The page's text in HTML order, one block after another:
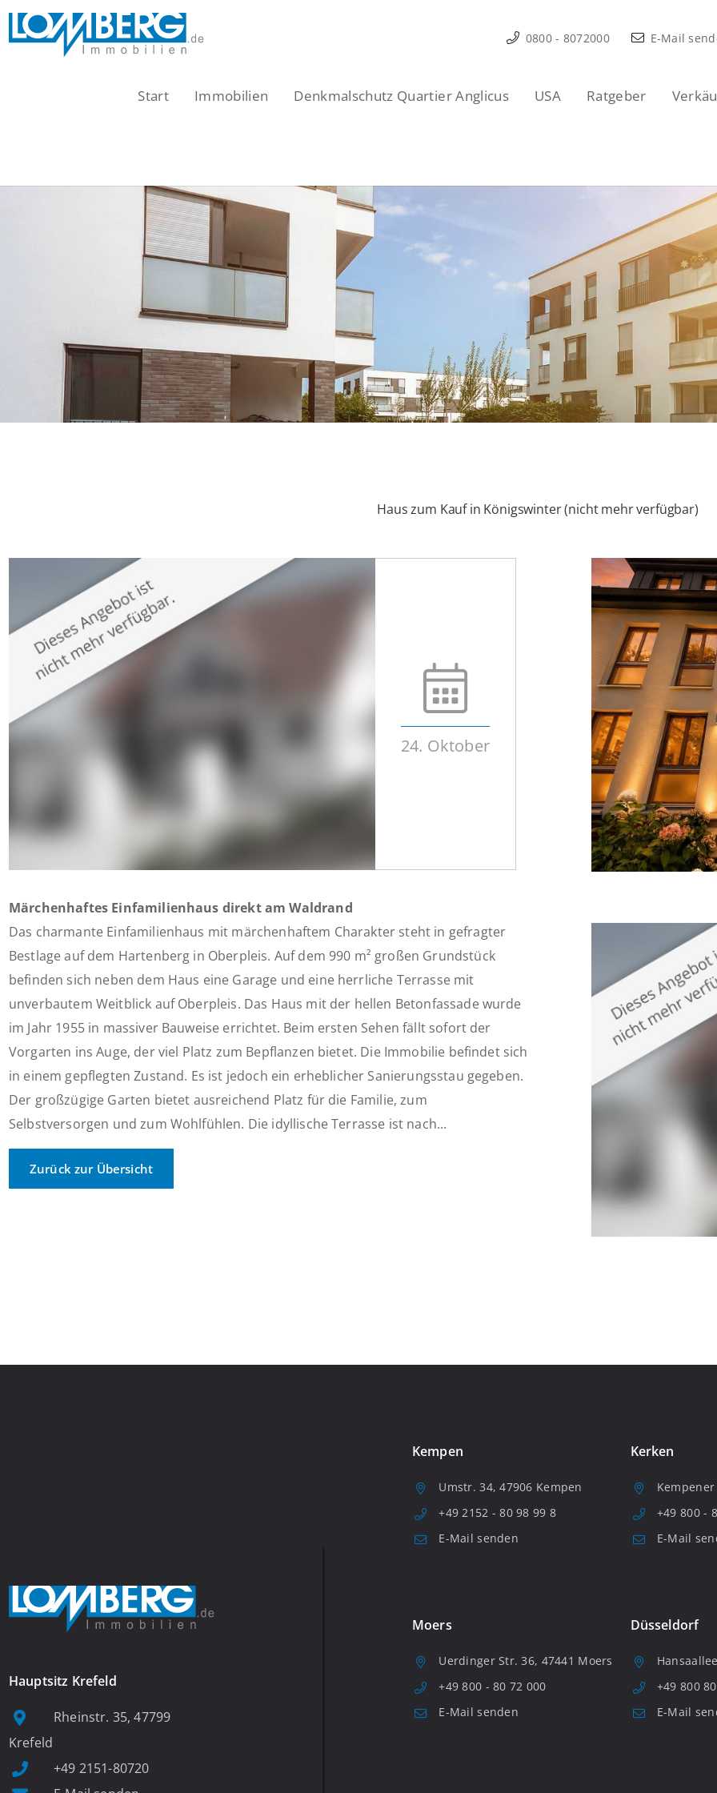
Zum
Inhalt
0800 - 8072000 E-Mail
Start Immobilien Denkmalschutz Quartier Anglicus USA Ratgeber
Haus zum Kauf in Königswinter (nicht mehr verfügbar)
24. Oktober
Märchenhaftes Einfamilienhaus direkt am Waldrand
Das charmante Einfamilienhaus mit märchenhaftem Charakter steht in gefragter
Bestlage auf dem Hartenberg in Oberpleis. Auf dem 990 m² großen Grundstück
befinden sich neben dem Haus eine Garage und eine herrliche Terrasse mit
unverbautem Weitblick auf Oberpleis. Das Haus mit der hellen Betonfassade wurde
im Jahr 1955 in massiver Bauweise errichtet. Beim ersten Sehen fällt sofort der
Vorgarten ins Auge, der viel Platz zum Bepflanzen bietet. Die Immobilie befindet sich
in einem gepflegten Zustand. Es ist jedoch ein erheblicher Sanierungsstau gegeben.
Der großzügige Garten bietet ausreichend Platz für die Familie, zum
Selbstversorgen und zum Wohlfühlen. Die idyllische Terrasse ist nach...
Zurück zur Übersicht
Hauptsitz Krefeld
Rheinstr. 35, 47799
Krefeld
+49 2151-80720
Kempen
Umstr. 34, 47906 Kempen
+49 2152 - 80 98 99 8
E-Mail senden
Kerken
+49 800 -
E-Mail
Moers
Uerdinger Str. 36, 47441 Moers
+49 800 - 80 72 000
E-Mail senden
Düsseldorf
+49 800
E-Mail